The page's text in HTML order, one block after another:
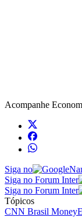
Acompanhe
Siga no
Siga no Forum Inter
Siga no Forum Inter
Tópicos
CNN Brasil Money